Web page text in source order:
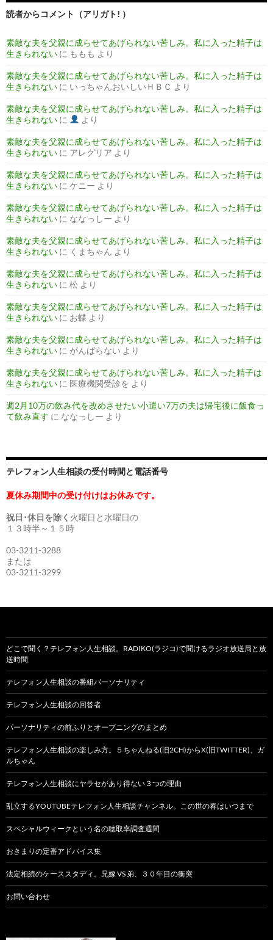
読者からコメント（アリガト! ）
素敵な夫を父親に成らせてあげられない苦しみ。私に入った精子は
生きられない に ももも より
素敵な夫を父親に成らせてあげられない苦しみ。私に入った精子は
生きられない に いっちゃんおいしいＨＢＣ より
素敵な夫を父親に成らせてあげられない苦しみ。私に入った精子は
生きられない に より
素敵な夫を父親に成らせてあげられない苦しみ。私に入った精子は
生きられない に アレグリア より
素敵な夫を父親に成らせてあげられない苦しみ。私に入った精子は
生きられない に ケニー より
素敵な夫を父親に成らせてあげられない苦しみ。私に入った精子は
生きられない に ななっしー より
素敵な夫を父親に成らせてあげられない苦しみ。私に入った精子は
生きられない に くまちゃん より
素敵な夫を父親に成らせてあげられない苦しみ。私に入った精子は
生きられない に 松 より
素敵な夫を父親に成らせてあげられない苦しみ。私に入った精子は
生きられない に お蝶 より
素敵な夫を父親に成らせてあげられない苦しみ。私に入った精子は
生きられない に がんばらない より
素敵な夫を父親に成らせてあげられない苦しみ。私に入った精子は
生きられない に 医療機関受診を より
週2月10万の飲み代を改めさせたい小遣い7万の夫は帰宅後に飯食っ
て飲み直す に ななっしー より
テレフォン人生相談の受付時間と電話番号
夏休み期間中の受け付けはお休みです。
祝日･休日を除く 火曜日と水曜日の
１３時半～１５時
03-3211-3288
または
03-3211-3299
どこで聞く？テレフォン人生相談。RADIKO(ラジコ)で聞けるラジオ放送局と放
送時間
テレフォン人生相談の番組パーソナリティ
テレフォン人生相談の回答者
パーソナリティの前ふりとオープニングのまとめ
テレフォン人生相談の楽しみ方。５ちゃんねる(旧2CH)からX(旧TWITTER)、ガ
ルちゃん
テレフォン人生相談にヤラセがあり得ない３つの理由
乱立するYOUTUBEテレフォン人生相談チャンネル。この世の春はいつまで
スペシャルウィークという名の聴取率調査週間
おきまりの定番アドバイス集
法定相続のケーススタディ。兄嫁 VS 弟、３０年目の衝突
お問い合わせ